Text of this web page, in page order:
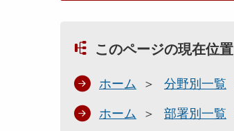
このページの現在位置
ホーム 分野別一覧
ホーム 部署別一覧